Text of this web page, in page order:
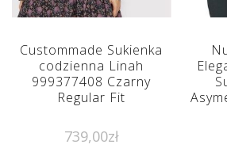
Custommade Sukienka
codzienna Linah
999377408 Czarny
Regular Fit
739,00zł